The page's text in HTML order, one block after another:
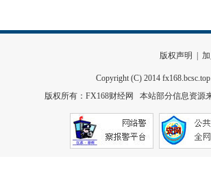
版权声明
Copyright (C) 2014
版权所有： FX168财经网 本站部分信息资源